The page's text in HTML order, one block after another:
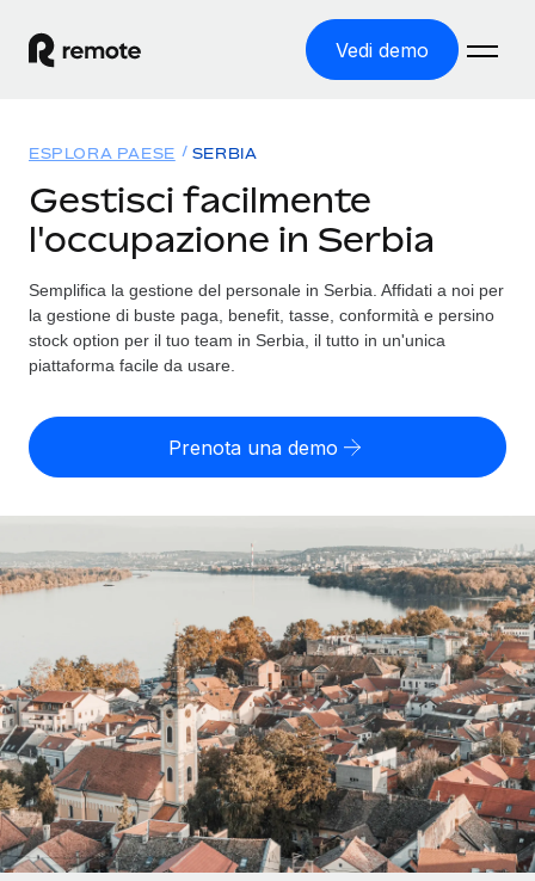
Vedi demo
ASSUMI NEL MONDO
Global Payroll
Gestisci il payroll a norma, in tutta semplicità
Employer of Record
Contractor Management
Chiedi a un esperto
Affidati agli esperti per la gestione HR e la
compliance globale
Soluzioni
COPERTURA GLOBALE
Ricerca paesi
Trova i servizi di supporto all’impiego per ogni Paese
Confronta Remote
Scopri come ci confrontiamo con gli altri
Partner tecnologici strategici
Integra l'HR globale nella tua piattaforma in modo
CASE STUDIES
Tariffe
English
Français
Español
Italiano
Português (Portugal)
日本語
Login
ESPLORA PAESE SERBIA
Gestisci facilmente
l'occupazione in Serbia
Semplifica la gestione del personale in Serbia. Affidati a noi per
la gestione di buste paga, benefit, tasse, conformità e persino
stock option per il tuo team in Serbia, il tutto in un'unica
piattaforma facile da usare.
Prenota una demo